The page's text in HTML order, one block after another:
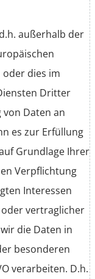
außerhalb der
oder dies im
Dritter
Daten an
es zur Erfüllung
Grundlage Ihrer
Verpflichtung
Interessen
vertraglicher
die Daten in
besonderen
verarbeiten. D.h.